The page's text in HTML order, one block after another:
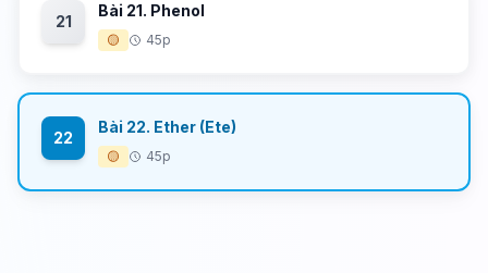
21
Bài 21. Phenol
🟡 45p
22
Bài 22. Ether (Ete)
🟡 45p